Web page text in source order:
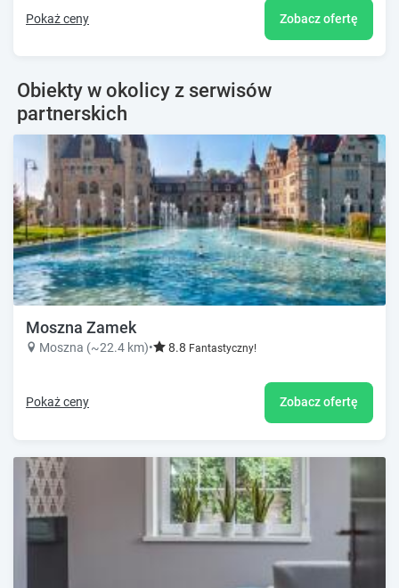
Pokaż ceny Zobacz ofertę
Obiekty w okolicy z serwisów
partnerskich
Moszna Zamek
Moszna (~22.4 km)• 8.8 Fantastyczny!
Pokaż ceny Zobacz ofertę